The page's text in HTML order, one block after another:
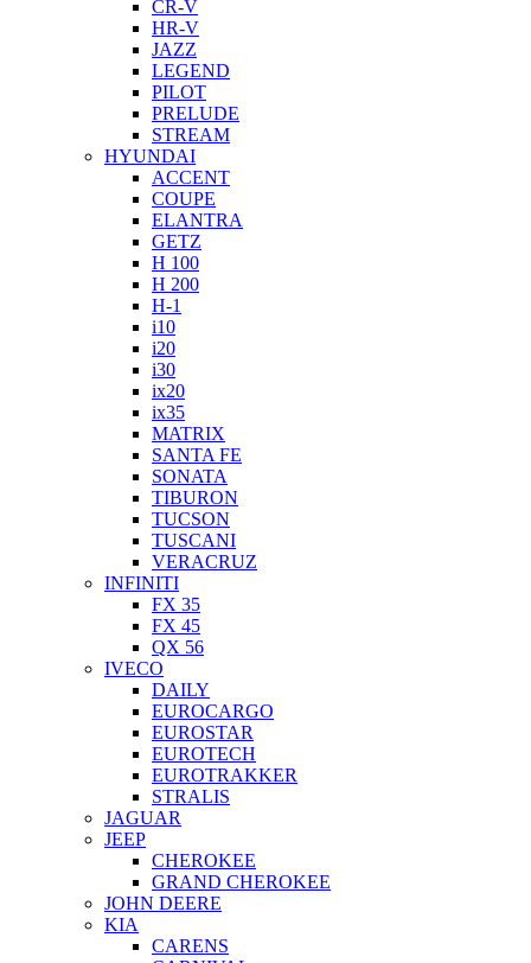
CR-V
HR-V
JAZZ
LEGEND
PILOT
PRELUDE
STREAM
HYUNDAI
ACCENT
COUPE
ELANTRA
GETZ
H 100
H 200
H-1
i10
i20
i30
ix20
ix35
MATRIX
SANTA FE
SONATA
TIBURON
TUCSON
TUSCANI
VERACRUZ
INFINITI
FX 35
FX 45
QX 56
IVECO
DAILY
EUROCARGO
EUROSTAR
EUROTECH
EUROTRAKKER
STRALIS
JAGUAR
JEEP
CHEROKEE
GRAND CHEROKEE
JOHN DEERE
KIA
CARENS